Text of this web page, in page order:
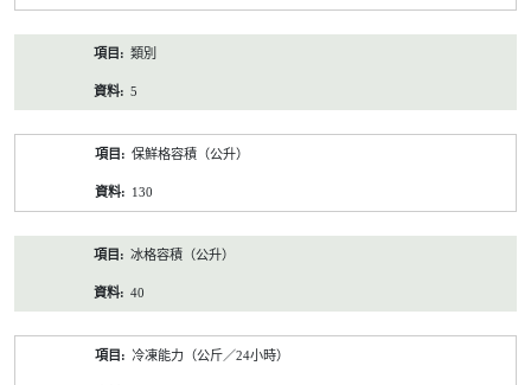
類別
5
保鮮格容積（公升）
130
冰格容積（公升）
40
冷凍能力（公斤／24小時）